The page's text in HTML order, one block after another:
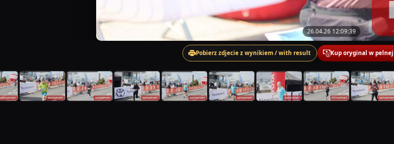
26.04.26 12:09:39
Pobierz zdjecie z wynikiem / with result Kup oryginal w pelnej